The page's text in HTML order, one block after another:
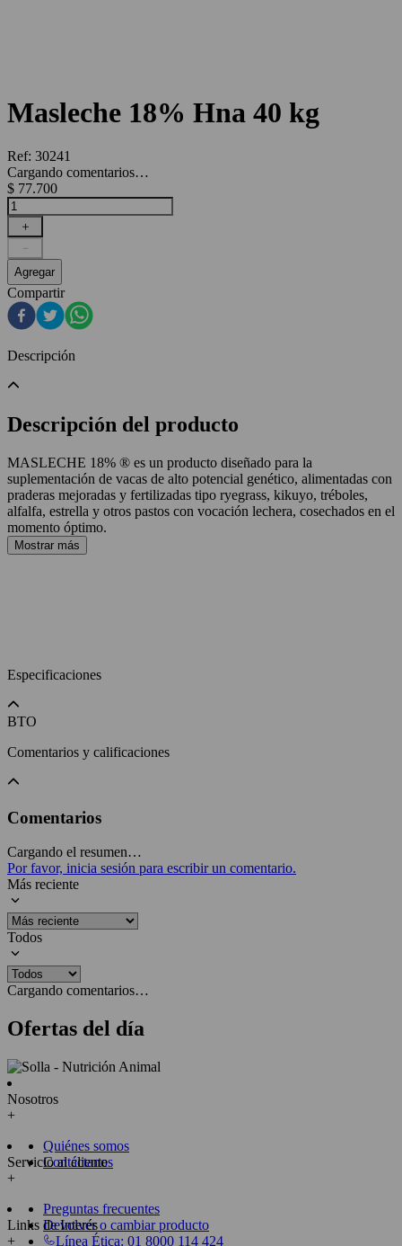
Masleche 18% Hna 40 kg
Ref: 30241
Cargando comentarios…
$ 77.700
＋
－
Agregar
Compartir
Descripción
Descripción del producto
MASLECHE 18% ® es un producto diseñado para la
suplementación de vacas de alto potencial genético, alimentadas con
praderas mejoradas y fertilizadas tipo ryegrass, kikuyo, tréboles,
alfalfa, estrella y otros pastos con vocación lechera, cosechados en el
momento óptimo.
Mostrar más
Especificaciones
BTO
Comentarios y calificaciones
Comentarios
Cargando el resumen…
Por favor, inicia sesión para escribir un comentario.
Más reciente
Todos
Cargando comentarios…
Ofertas del día
Nosotros
+
Quiénes somos
Contáctanos
Servicio al cliente
+
Preguntas frecuentes
Devolver o cambiar producto
Línea Ética: 01 8000 114 424
Links de Interés
+